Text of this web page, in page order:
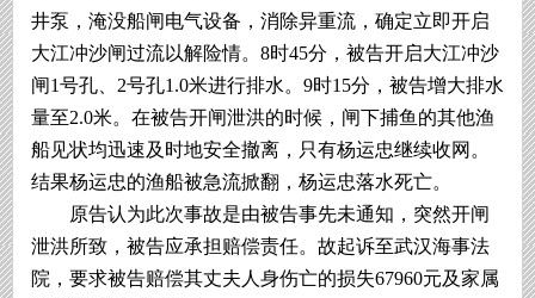
井泵，淹没船闸电气设备，消除异重流，确定立即开启
大江冲沙闸过流以解险情。8时45分，被告开启大江冲沙
闸1号孔、2号孔1.0米进行排水。9时15分，被告增大排水
量至2.0米。在被告开闸泄洪的时候，闸下捕鱼的其他渔
船见状均迅速及时地安全撤离，只有杨运忠继续收网。
结果杨运忠的渔船被急流掀翻，杨运忠落水死亡。
原告认为此次事故是由被告事先未通知，突然开闸
泄洪所致，被告应承担赔偿责任。故起诉至武汉海事法
院，要求被告赔偿其丈夫人身伤亡的损失67960元及家属